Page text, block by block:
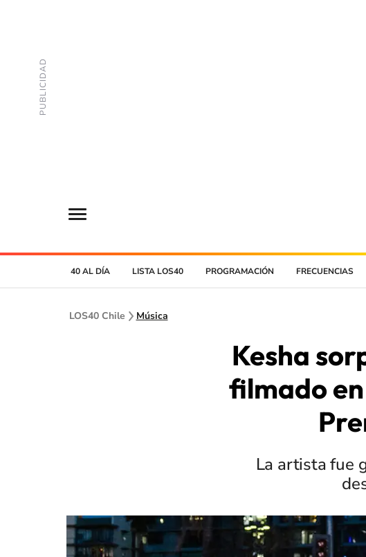
40 AL DÍA LISTA LOS40 PROGRAMACIÓN FRECUENCIAS
LOS40 Chile Música
Kesha
filmado
La artista fue